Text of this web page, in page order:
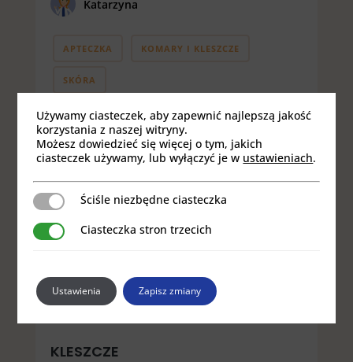
Katarzyna
APTECZKA KOMARY I KLESZCZE
SKÓRA
KLESZCZE
Używamy ciasteczek, aby zapewnić najlepszą jakość
korzystania z naszej witryny.
Możesz dowiedzieć się więcej o tym, jakich
ciasteczek używamy, lub wyłączyć je w ustawieniach.
Ściśle niezbędne ciasteczka
Ściśle niezbędne ciasteczka
Ciasteczka stron trzecich
Ciasteczka stron trzecich
Ustawienia Zapisz zmiany